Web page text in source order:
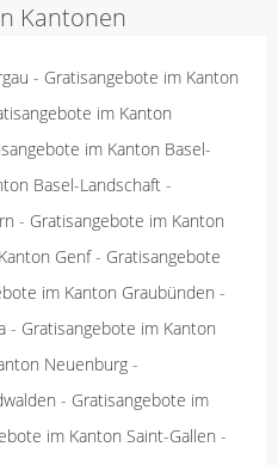
Kantonen
- Gratisangebote im Kanton
im Kanton
im Kanton Basel-
Basel-Landschaft -
- Gratisangebote im Kanton
Genf- Gratisangebote
im Kanton Graubünden -
- Gratisangebote im Kanton
Neuenburg -
- Gratisangebote im
im Kanton Saint-Gallen -